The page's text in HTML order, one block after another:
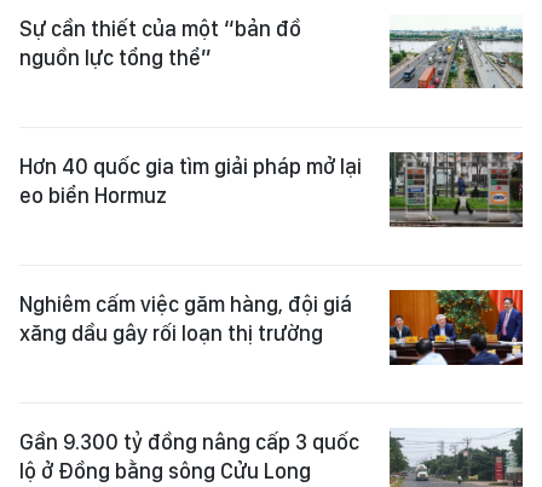
Sự cần thiết của một “bản đồ
nguồn lực tổng thể”
Hơn 40 quốc gia tìm giải pháp mở lại
eo biển Hormuz
Nghiêm cấm việc găm hàng, đội giá
xăng dầu gây rối loạn thị trường
Gần 9.300 tỷ đồng nâng cấp 3 quốc
lộ ở Đồng bằng sông Cửu Long